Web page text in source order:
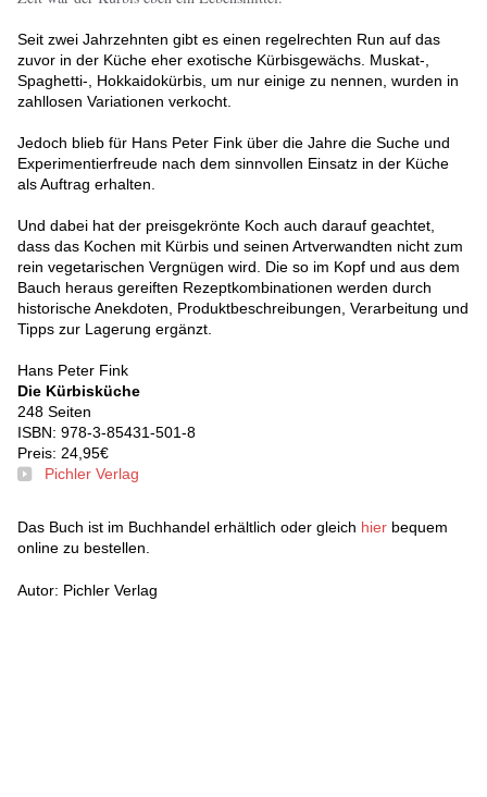
Seit zwei Jahrzehnten gibt es einen regelrechten Run auf das
zuvor in der Küche eher exotische Kürbisgewächs. Muskat-,
Spaghetti-, Hokkaidokürbis, um nur einige zu nennen, wurden in
zahllosen Variationen verkocht.
Jedoch blieb für Hans Peter Fink über die Jahre die Suche und
Experimentierfreude nach dem sinnvollen Einsatz in der Küche
als Auftrag erhalten.
Und dabei hat der preisgekrönte Koch auch darauf geachtet,
dass das Kochen mit Kürbis und seinen Artverwandten nicht zum
rein vegetarischen Vergnügen wird. Die so im Kopf und aus dem
Bauch heraus gereiften Rezeptkombinationen werden durch
historische Anekdoten, Produktbeschreibungen, Verarbeitung und
Tipps zur Lagerung ergänzt.
Hans Peter Fink
Die Kürbisküche
248 Seiten
ISBN: 978-3-85431-501-8
Preis: 24,95€
Pichler Verlag
Das Buch ist im Buchhandel erhältlich oder gleich hier bequem
online zu bestellen.
Autor: Pichler Verlag